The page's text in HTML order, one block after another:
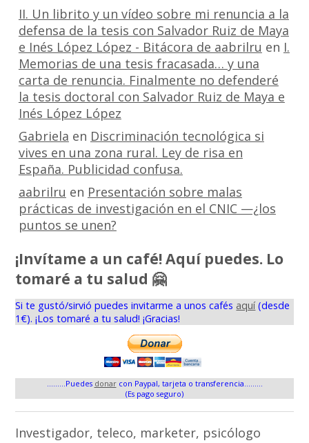
II. Un librito y un vídeo sobre mi renuncia a la
defensa de la tesis con Salvador Ruiz de Maya
e Inés López López - Bitácora de aabrilru en I.
Memorias de una tesis fracasada… y una
carta de renuncia. Finalmente no defenderé
la tesis doctoral con Salvador Ruiz de Maya e
Inés López López
Gabriela en Discriminación tecnológica si
vives en una zona rural. Ley de risa en
España. Publicidad confusa.
aabrilru en Presentación sobre malas
prácticas de investigación en el CNIC —¿los
puntos se unen?
¡Invítame a un café! Aquí puedes. Lo
tomaré a tu salud 🤗
Si te gustó/sirvió puedes invitarme a unos cafés aquí(desde
1€). ¡Los tomaré a tu salud! ¡Gracias!
.........Puedes donarcon Paypal, tarjeta o transferencia.........
(Es pago seguro)
Investigador, teleco, marketer, psicólogo